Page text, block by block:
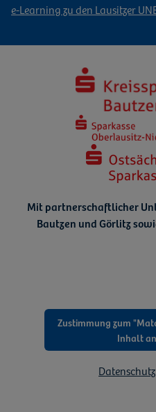
e-Learning zu den Lausitzer
Mit partnerschaftlicher
Bautzen und Görlitz
Zustimmung zum
Inhalt
Datenschutz